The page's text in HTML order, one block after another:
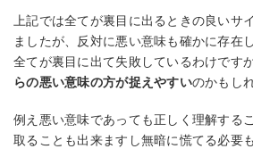
上記では全てが裏目に出るときの良いサ
ましたが、反対に悪い意味も確かに存在
全てが裏目に出て失敗しているわけですか
らの悪い意味の方が捉えやすいのかもし
例え悪い意味であっても正しく理解する
取ることも出来ますし無暗に慌てる必要